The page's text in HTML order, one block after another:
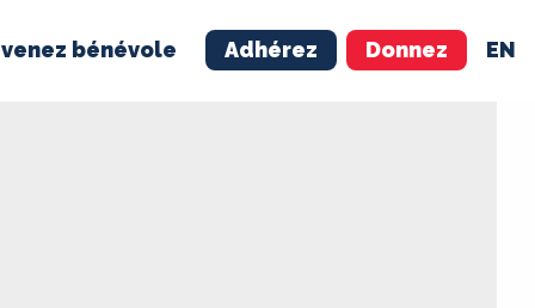
bénévole Adhérez Donnez EN